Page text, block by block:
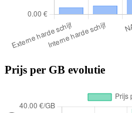
Prijs per GB evolutie